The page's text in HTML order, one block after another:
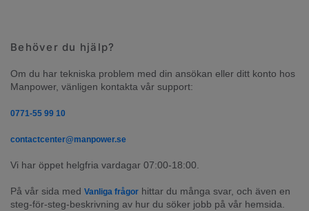
Behöver du hjälp?
Om du har tekniska problem med din ansökan eller ditt konto hos
Manpower, vänligen kontakta vår support:
0771-55 99 10
contactcenter@manpower.se
Vi har öppet helgfria vardagar 07:00-18:00.
På vår sida med Vanliga frågor hittar du många svar, och även en
steg-för-steg-beskrivning av hur du söker jobb på vår hemsida.